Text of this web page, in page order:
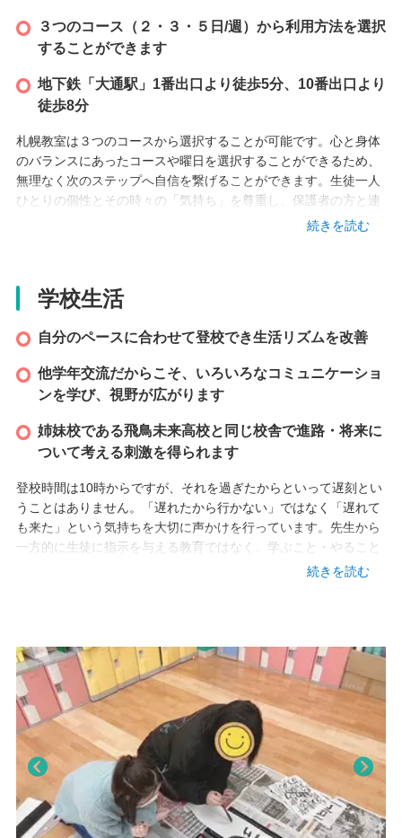
３つのコース（２・３・５日/週）から利用方法を選択
することができます
地下鉄「大通駅」1番出口より徒歩5分、10番出口より
徒歩8分
札幌教室は３つのコースから選択することが可能です。心と身体
のバランスにあったコースや曜日を選択することができるため、
無理なく次のステップへ自信を繋げることができます。生徒一人
ひとりの個性とその時々の「気持ち」を尊重し、保護者の方と連
携をとりながら丁寧に生徒と向き合い支援を行っています。学習
設立
2019 年
本校情報
カル専門学校 ウエスト館3階（職員室）
TEL
011-208-6805
・地下鉄東西線 西11丁目駅 3番出口より徒歩4分
続きを読む
学校生活
自分のペースに合わせて登校でき生活リズムを改善
他学年交流だからこそ、いろいろなコミュニケーショ
ンを学び、視野が広がります
姉妹校である飛鳥未来高校と同じ校舎で進路・将来に
ついて考える刺激を得られます
登校時間は10時からですが、それを過ぎたからといって遅刻とい
うことはありません。「遅れたから行かない」ではなく「遅れて
も来た」という気持ちを大切に声かけを行っています。先生から
一方的に生徒に指示を与える教育ではなく、学ぶこと・やること
を自分で決められるようにサポートします。コースは“週5日間登
続きを読む
Pre
viou
s
Nex
t